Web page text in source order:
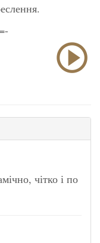
чітко і по